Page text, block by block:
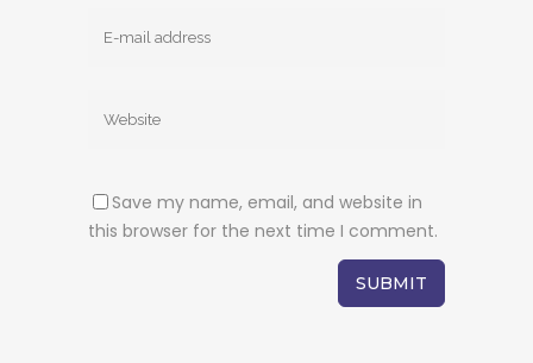
Save my name, email, and website in
this browser for the next time I comment.